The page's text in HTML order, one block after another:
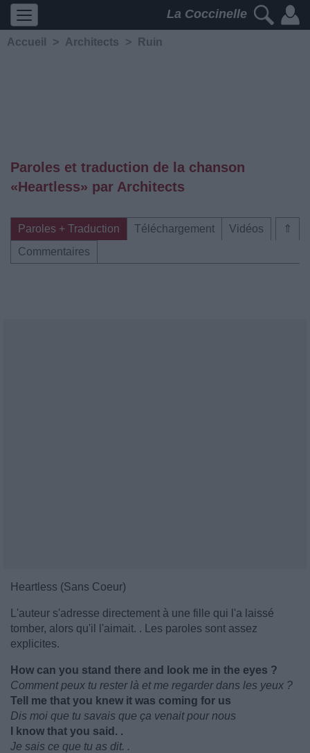
La Coccinelle
Accueil > Architects > Ruin
Paroles et traduction de la chanson
«Heartless» par Architects
⇑
Paroles + Traduction Téléchargement
Vidéos
Commentaires
Heartless (Sans Coeur)
L'auteur s'adresse directement à une fille qui l'a laissé
tomber, alors qu'il l'aimait. . Les paroles sont assez
explicites.
How can you stand there and look me in the eyes ?
Comment peux tu rester là et me regarder dans les yeux ?
Tell me that you knew it was coming for us
Dis moi que tu savais que ça venait pour nous
I know that you said. .
Je sais ce que tu as dit. .